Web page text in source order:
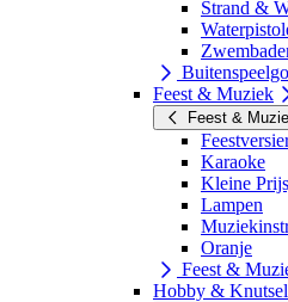
Strand &
Feest & Muziek
Feest &
Karaoke
Kleine
Lampen
Oranje
Feest &
Hobby &